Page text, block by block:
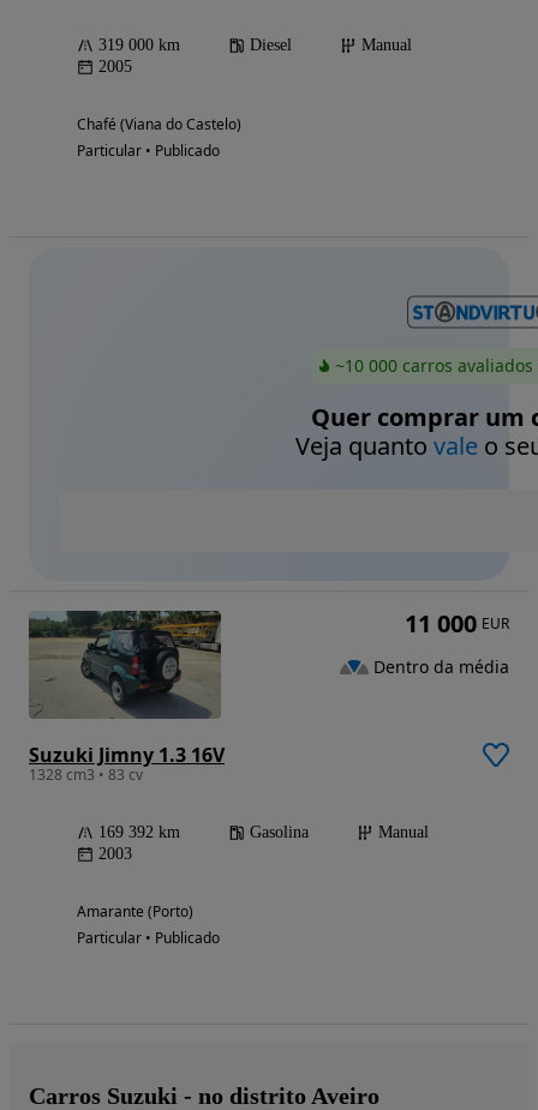
319 000 km Diesel
Manual
2005
Chafé (Viana do Castelo)
Particular • Publicado
~10 000 carros
Quer comprar um
Veja quanto valeo
Suzuki Jimny 1.3 16V
1328 cm3 • 83 cv
169 392 km Gasolina
Manual
2003
Amarante (Porto)
Particular • Publicado
11 000 EUR
Dentro da média
Carros Suzuki - no distrito Aveiro